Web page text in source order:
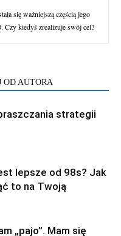
się ważniejszą częścią jego
Czy kiedyś zrealizuje swój cel?
OD AUTORA
strategii
lepsze od 98s? Jak
to na Twoją
„pajo”. Mam się